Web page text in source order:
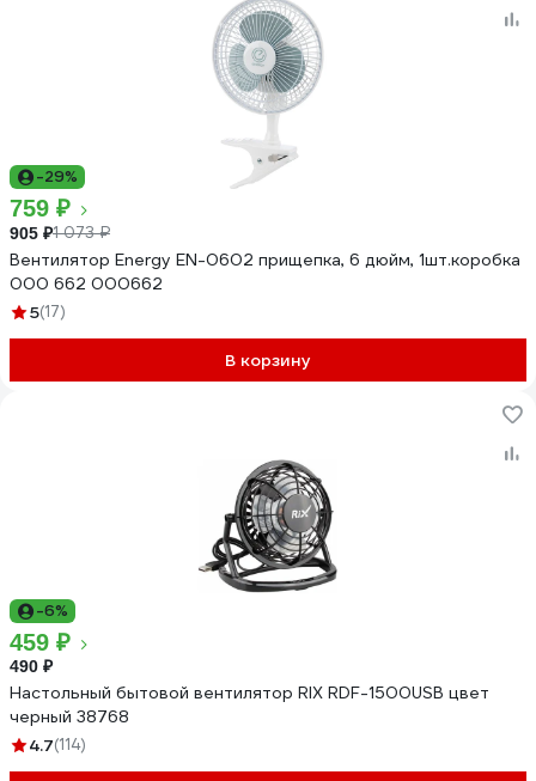
-29%
759 ₽
905 ₽1 073 ₽
Вентилятор Energy EN-0602 прищепка, 6 дюйм, 1шт.коробка
000 662 000662
5(17)
В корзину
-6%
459 ₽
490 ₽
Настольный бытовой вентилятор RIX RDF-1500USB цвет
черный 38768
4.7(114)